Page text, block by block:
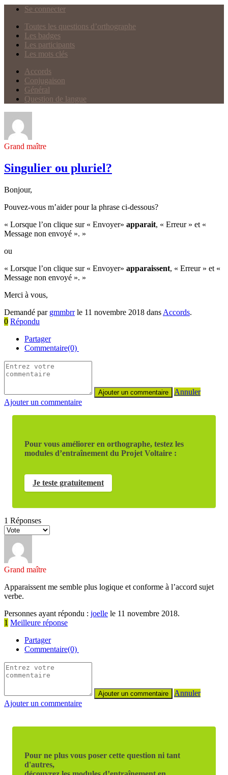
Se connecter
Toutes les questions d’orthographe
Les badges
Les participants
Les mots clés
Accords
Conjugaison
Général
Question de langue
Grand maître
Singulier ou pluriel?
Bonjour,
Pouvez-vous m’aider pour la phrase ci-dessous?
« Lorsque l’on clique sur « Envoyer» apparait, « Erreur » et «
Message non envoyé ». »
ou
« Lorsque l’on clique sur « Envoyer» apparaissent, « Erreur » et «
Message non envoyé ». »
Merci à vous,
Demandé par gmmbrrle 11 novembre 2018 dans Accords.
0 Répondu
Partager
Commentaire(0)
Annuler
Ajouter un commentaire
Pour vous améliorer en orthographe, testez les
modules d’entraînement du Projet Voltaire :
Je teste gratuitement
1 Réponses
Grand maître
Apparaissent me semble plus logique et conforme à l’accord sujet
verbe.
Personnes ayant répondu : joelle le 11 novembre 2018.
1 Meilleure réponse
Partager
Commentaire(0)
Annuler
Ajouter un commentaire
Pour ne plus vous poser cette question ni tant
d'autres,